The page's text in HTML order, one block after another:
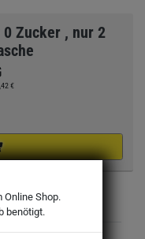
Zucker , nur 2
€
Online Shop.
benötigt.